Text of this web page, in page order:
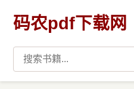
码农pdf下载网